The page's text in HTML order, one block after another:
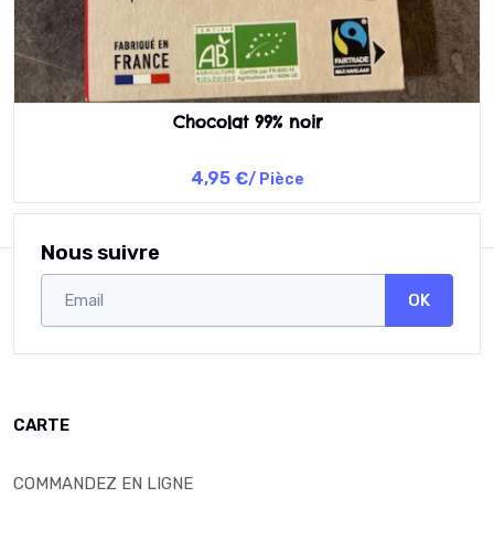
Chocolat 99% noir
4,95 €/ Pièce
Nous suivre
OK
CARTE
COMMANDEZ EN LIGNE